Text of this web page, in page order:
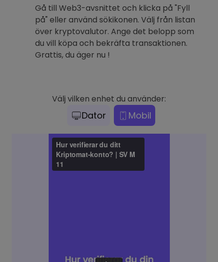
Gå till Web3-avsnittet och klicka på "Fyll
på" eller använd sökikonen. Välj från listan
över kryptovalutor. Ange det belopp som
du vill köpa och bekräfta transaktionen.
Grattis, du äger nu !
Välj vilken enhet du använder:
Dator Mobil